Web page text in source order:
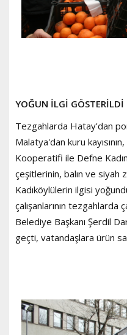
YOĞUN İLGİ GÖSTERİLDİ
Tezgahlarda Hatay'dan
Malatya'dan kuru
Kooperatifi ile Defne
çeşitlerinin, balın ve siyah
Kadıköylülerin ilgisi
çalışanlarının tezgahlarda
Belediye Başkanı Şerdil
geçti, vatandaşlara ürün